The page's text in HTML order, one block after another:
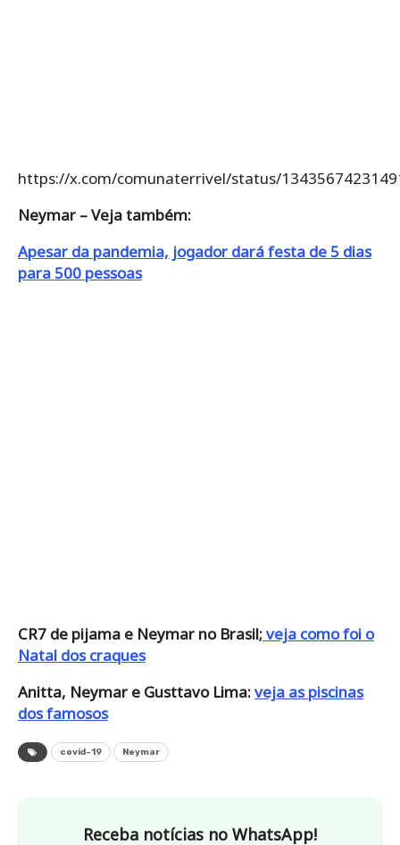
https://x.com/comunaterrivel/status/
Neymar – Veja também:
Apesar da pandemia, jogador dará festa de 5 dias
para 500 pessoas
CR7 de pijama e Neymar no Brasil;veja como foi o
Natal dos craques
Anitta, Neymar e Gusttavo Lima:veja as piscinas
dos famosos
covid-19 Neymar
Receba notícias no WhatsApp!